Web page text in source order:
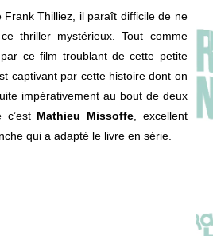
Frank Thilliez, il paraît difficile de ne
thriller mystérieux. Tout comme
ce film troublant de cette petite
captivant par cette histoire dont on
impérativement au bout de deux
Mathieu Missoffe , excellent
qui a adapté le livre en série.